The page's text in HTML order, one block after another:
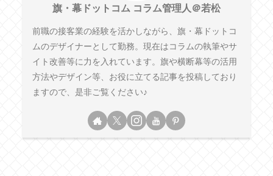
旗・幕ドットコム コラム管理人＠若松
前職の接客業の経験を活かしながら、旗・幕ドットコ
ムのデザイナーとして勤務。現在はコラムの執筆やサ
イト改善等に力を入れています。旗や横断幕等の活用
方法やデザイン等、お役に立てる記事を投稿しており
ますので、是非ご覧ください♪